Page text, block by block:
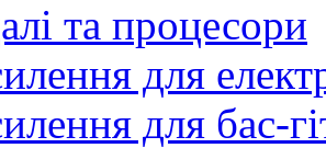
та процесори
для
для бас-